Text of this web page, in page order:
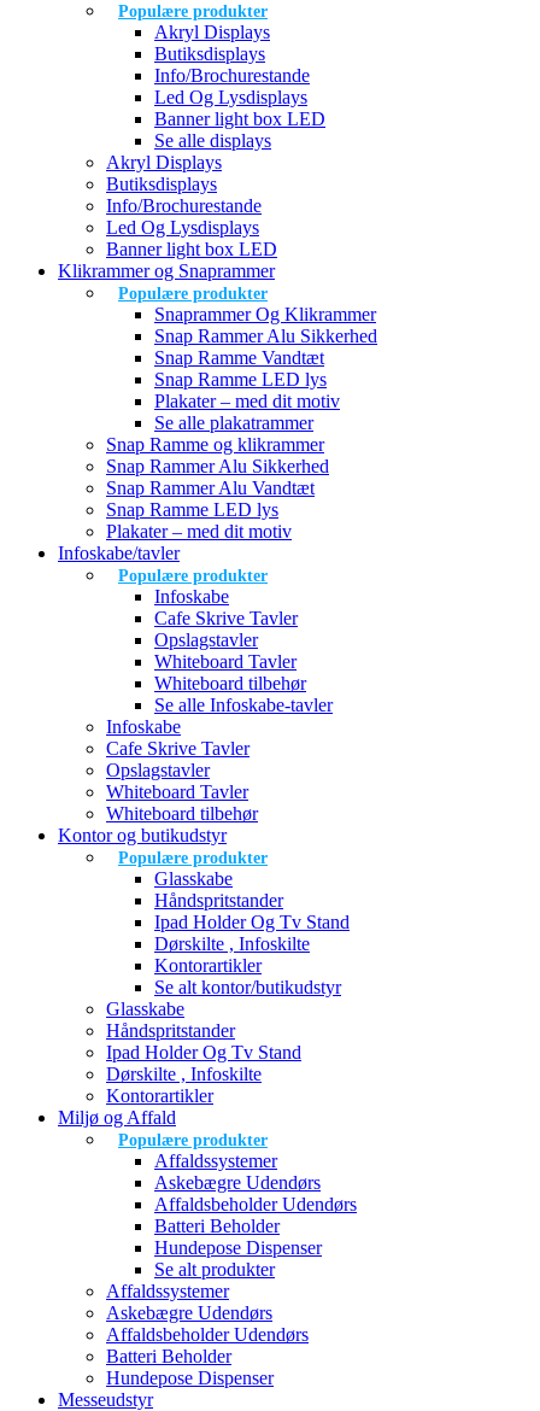
Populære produkter
Akryl Displays
Butiksdisplays
Info/Brochurestande
Led Og Lysdisplays
Banner light box LED
Se alle displays
Akryl Displays
Butiksdisplays
Info/Brochurestande
Led Og Lysdisplays
Banner light box LED
Klikrammer og Snaprammer
Populære produkter
Snaprammer Og Klikrammer
Snap Rammer Alu Sikkerhed
Snap Ramme Vandtæt
Snap Ramme LED lys
Plakater – med dit motiv
Se alle plakatrammer
Snap Ramme og klikrammer
Snap Rammer Alu Sikkerhed
Snap Rammer Alu Vandtæt
Snap Ramme LED lys
Plakater – med dit motiv
Infoskabe/tavler
Populære produkter
Infoskabe
Cafe Skrive Tavler
Opslagstavler
Whiteboard Tavler
Whiteboard tilbehør
Se alle Infoskabe-tavler
Infoskabe
Cafe Skrive Tavler
Opslagstavler
Whiteboard Tavler
Whiteboard tilbehør
Kontor og butikudstyr
Populære produkter
Glasskabe
Håndspritstander
Ipad Holder Og Tv Stand
Dørskilte , Infoskilte
Kontorartikler
Se alt kontor/butikudstyr
Glasskabe
Håndspritstander
Ipad Holder Og Tv Stand
Dørskilte , Infoskilte
Kontorartikler
Miljø og Affald
Populære produkter
Affaldssystemer
Askebægre Udendørs
Affaldsbeholder Udendørs
Batteri Beholder
Hundepose Dispenser
Se alt produkter
Affaldssystemer
Askebægre Udendørs
Affaldsbeholder Udendørs
Batteri Beholder
Hundepose Dispenser
Messeudstyr